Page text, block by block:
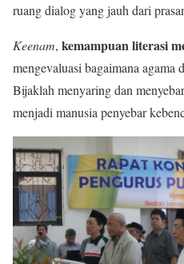
ruang dialog yang jauh dari
Keenam, kemampuan literasi
mengevaluasi bagaimana agama
Bijaklah menyaring dan
menjadi manusia penyebar